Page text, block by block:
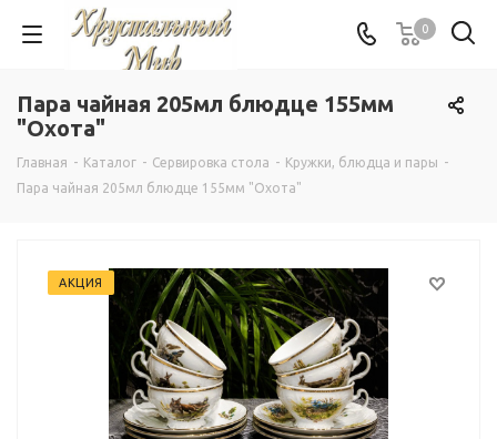
0
Пара чайная 205мл блюдце 155мм
"Охота"
Главная - Каталог - Сервировка стола - Кружки, блюдца и пары -
Пара чайная 205мл блюдце 155мм "Охота"
АКЦИЯ